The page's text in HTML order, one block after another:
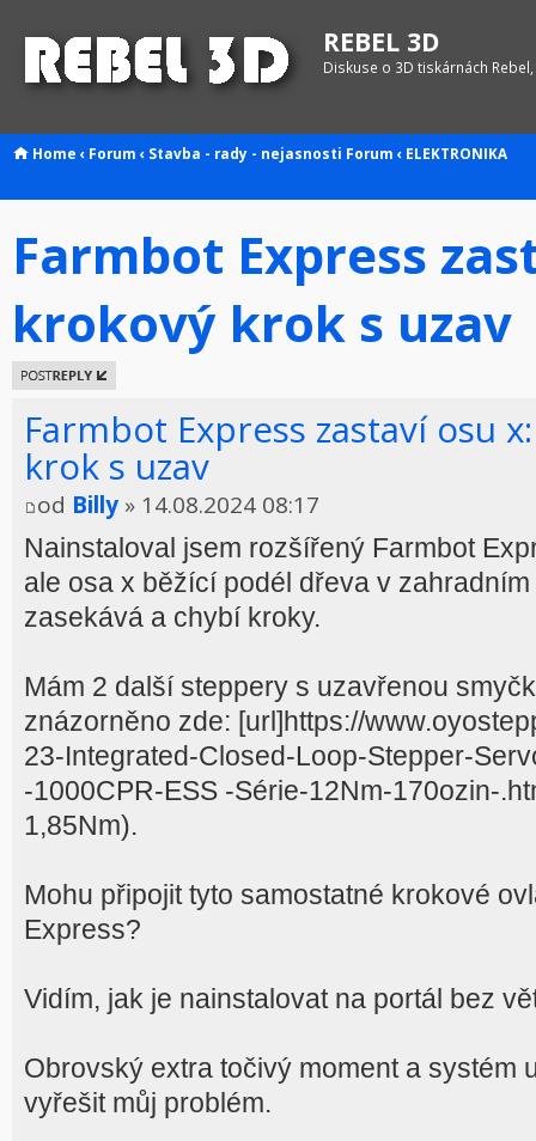
REBEL 3D
Diskuse o 3D tiskárnách
Home ‹ Forum ‹ Stavba - rady - nejasnosti Forum ‹ ELEKTRONIKA
Farmbot Express
krokový krok s uzav
Odeslat
odpověď
Farmbot Express zastaví osu
krok s uzav
od Billy » 14.08.2024 08:17
Nainstaloval jsem rozšířený Farmbot
ale osa x běžící podél dřeva v
zasekává a chybí kroky.
Mám 2 další steppery s uzavřenou
znázorněno zde: [url]https://
23-Integrated-Closed-Loop-Stepper-
-1000CPR-ESS -Série-12Nm-170ozin-
1,85Nm).
Mohu připojit tyto samostatné krokové
Express?
Vidím, jak je nainstalovat na portál bez
Obrovský extra točivý moment a systém
vyřešit můj problém.